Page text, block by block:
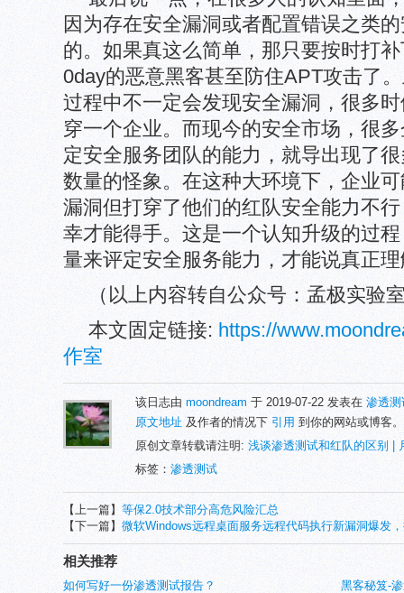
因为存在安全漏洞或者配置错误之类
的。如果真这么简单，那只要按时打
0day的恶意黑客甚至防住APT攻击了
过程中不一定会发现安全漏洞，很多
穿一个企业。而现今的安全市场，很
定安全服务团队的能力，就导出现了
数量的怪象。在这种大环境下，企业
漏洞但打穿了他们的红队安全能力不
幸才能得手。这是一个认知升级的过
量来评定安全服务能力，才能说真正
（以上内容转自公众号：孟极实验
本文固定链接: https://
作室
该日志由 moondream 于 2019-07-22 发表在 渗透测
原文地址 及作者的情况下 引用 到你的网站或博客。
原创文章转载请注明: 浅谈渗透测试和红队的区别 |
标签： 渗透测试
【上一篇】 等保2.0技术部分高危风险汇总
【下一篇】 微软Windows远程桌面服务远程代码执行新漏洞爆发
相关推荐
如何写好一份渗透测试报告？
黑客秘笈-